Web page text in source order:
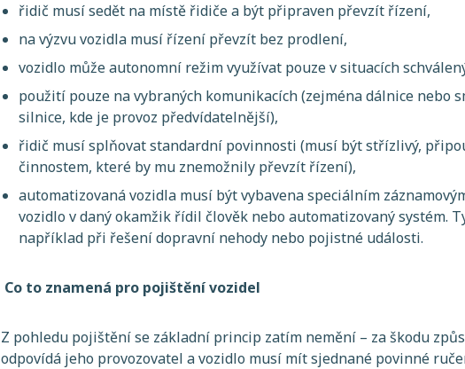
řidič musí sedět na místě řidiče a být připraven převzít řízení,
na výzvu vozidla musí řízení převzít bez prodlení,
vozidlo může autonomní režim využívat pouze v situacích
použití pouze na vybraných komunikacích (zejména dálnice nebo
silnice, kde je provoz předvídatelnější),
řidič musí splňovat standardní povinnosti (musí být střízlivý,
činnostem, které by mu znemožnily převzít řízení),
automatizovaná vozidla musí být vybavena speciálním
vozidlo v daný okamžik řídil člověk nebo automatizovaný systém.
například při řešení dopravní nehody nebo pojistné události.
Co to znamená pro pojištění vozidel
Z pohledu pojištění se základní princip zatím nemění – za škodu
odpovídá jeho provozovatel a vozidlo musí mít sjednané povinné